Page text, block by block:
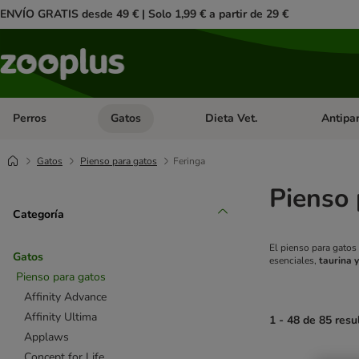
ENVÍO GRATIS desde 49 € | Solo 1,99 € a partir de 29 €
Perros Menú de categoria abierto: Perros
Gatos Menú de categoria abierto: Gatos
Dieta Vet. Menú
Gatos Pienso para gatos Feringa
Categoría
Gatos
Pienso para gatos
Affinity Advance
Affinity Ultima
Applaws
El pienso para
esenciales, taurina
1 - 48 de 85